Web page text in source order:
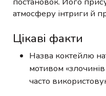
атмосферу інтриги й
Цікаві факти
Назва коктейлю
мотивом «злочинів
часто